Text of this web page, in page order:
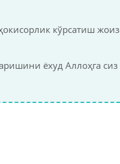
кўрсатиш жоиз
ёхуд Аллоҳга сиз